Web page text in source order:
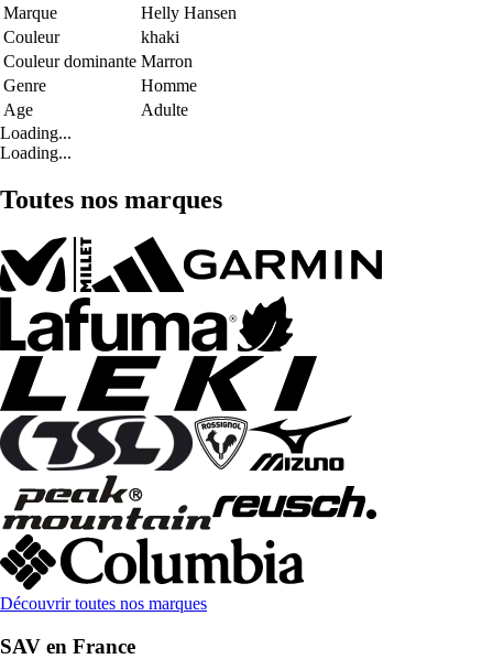
Marque
Helly Hansen
Couleur
khaki
Couleur dominante Marron
Genre
Homme
Age
Adulte
Loading...
Loading...
Toutes nos marques
Découvrir toutes nos marques
SAV en France